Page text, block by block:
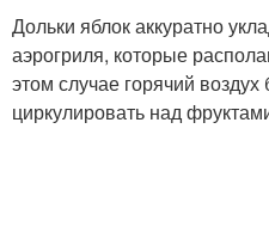
Дольки яблок аккуратно
аэрогриля, которые
этом случае горячий воздух
циркулировать над